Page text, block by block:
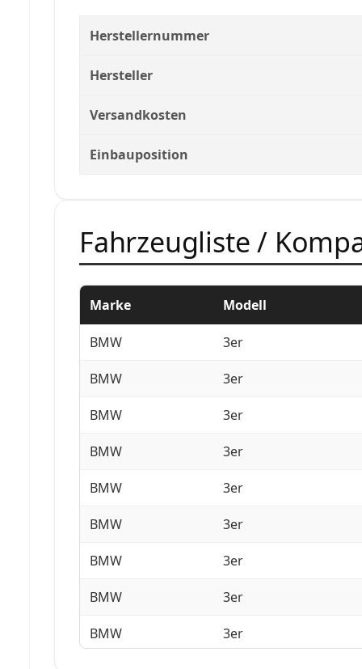
Herstellernummer
Hersteller
Versandkosten
Einbauposition
Fahrzeugliste /
Marke Modell
BMW 3er
BMW 3er
BMW 3er
BMW 3er
BMW 3er
BMW 3er
BMW 3er
BMW 3er
BMW 3er